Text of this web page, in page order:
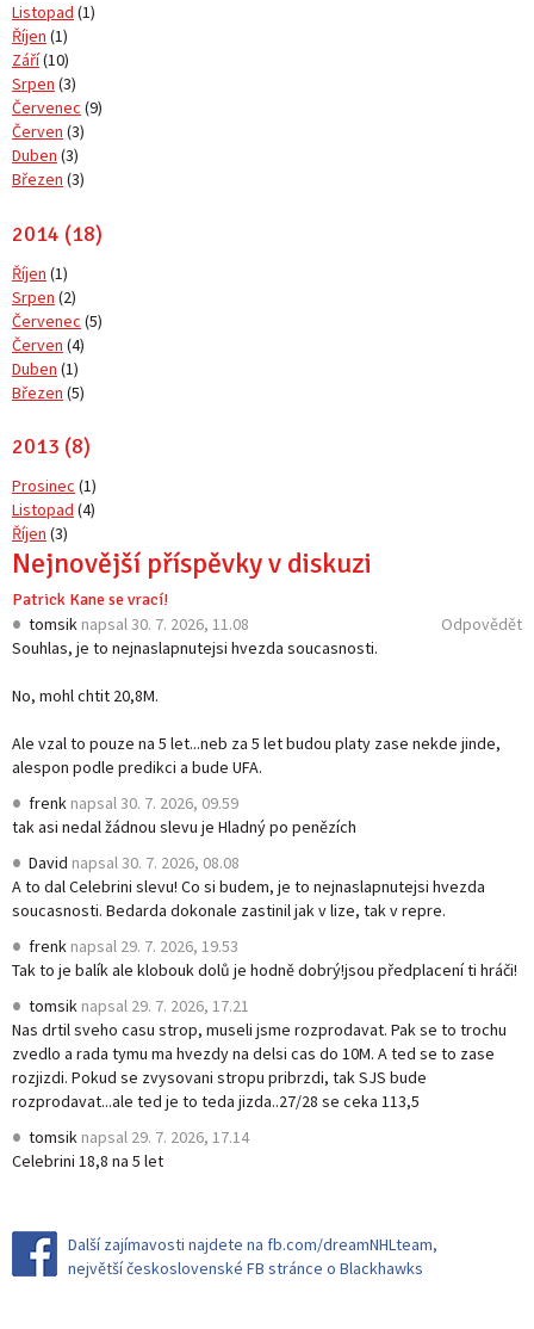
Listopad (1)
Říjen (1)
Září(10)
Srpen (3)
Červenec (9)
Červen (3)
Duben (3)
Březen (3)
2014 (18)
Říjen (1)
Srpen (2)
Červenec (5)
Červen (4)
Duben (1)
Březen (5)
2013 (8)
Prosinec (1)
Listopad (4)
Říjen (3)
Nejnovější příspěvky v diskuzi
Patrick Kane se vrací!
tomsik napsal30. 7. 2026, 11.08
Souhlas, je to nejnaslapnutejsi hvezda soucasnosti.
No, mohl chtit 20,8M.
Ale vzal to pouze na 5 let...neb za 5 let budou platy zase nekde jinde,
alespon podle predikci a bude UFA.
Odpovědět
frenk napsal30. 7. 2026, 09.59
tak asi nedal žádnou slevu je Hladný po penězích
David napsal30. 7. 2026, 08.08
A to dal Celebrini slevu! Co si budem, je to nejnaslapnutejsi hvezda
soucasnosti. Bedarda dokonale zastinil jak v lize, tak v repre.
frenk napsal 29. 7. 2026, 19.53
Tak to je balík ale klobouk dolů je hodně dobrý!jsou předplacení ti hráči!
tomsik napsal 29. 7. 2026, 17.21
Nas drtil sveho casu strop, museli jsme rozprodavat. Pak se to trochu
zvedlo a rada tymu ma hvezdy na delsi cas do 10M. A ted se to zase
rozjizdi. Pokud se zvysovani stropu pribrzdi, tak SJS bude
rozprodavat...ale ted je to teda jizda..27/28 se ceka 113,5
tomsik napsal 29. 7. 2026, 17.14
Celebrini 18,8 na 5 let
Další zajímavosti najdete na fb.com/dreamNHLteam,
největší československé FB stránce o Blackhawks